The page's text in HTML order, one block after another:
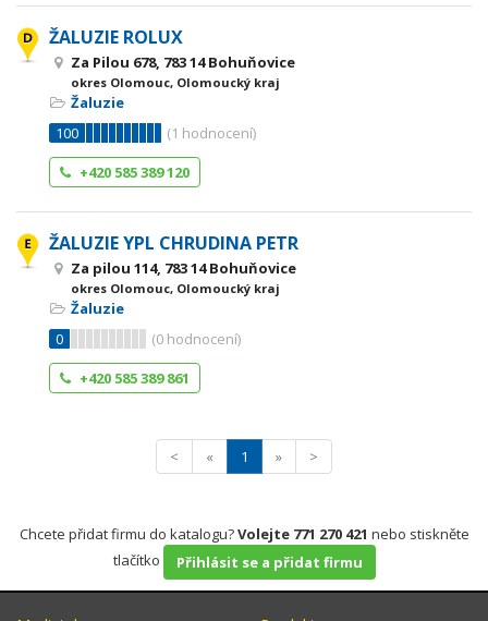
ŽALUZIE ROLUX
Za Pilou 678, 783 14 Bohuňovice
okres Olomouc, Olomoucký kraj
Žaluzie
100
(1 hodnocení)
+420 585 389 120
ŽALUZIE YPL CHRUDINA PETR
Za pilou 114, 783 14 Bohuňovice
okres Olomouc, Olomoucký kraj
Žaluzie
0
(0 hodnocení)
+420 585 389 861
< « 1 » >
Chcete přidat firmu do katalogu?Volejte 771 270 421 nebo stiskněte
tlačítko
Přihlásit se a přidat firmu